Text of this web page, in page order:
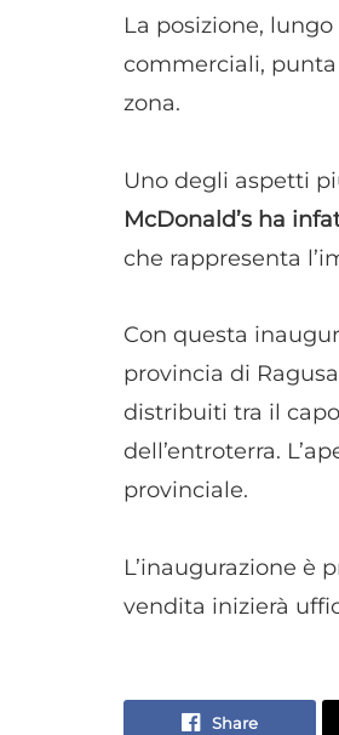
La posizione,
commerciali, punta
zona.
Uno degli aspetti
McDonald’s ha
che rappresenta
Con questa
provincia di
distribuiti tra il
dell’entroterra.
provinciale.
L’inaugurazione è
vendita inizierà
Share